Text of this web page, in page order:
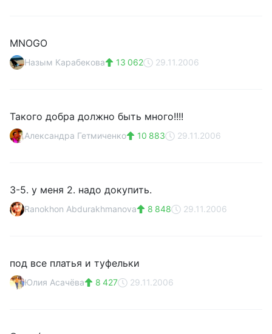
MNOGO
Назым Карабекова 13 062 29.11.2006
Такого добра должно быть много!!!!
Александра Гетмиченко 10 883 29.11.2006
3-5. у меня 2. надо докупить.
Ranokhon Abdurakhmanova 8 848 29.11.2006
под все платья и туфельки
Юлия Асачёва 8 427 29.11.2006